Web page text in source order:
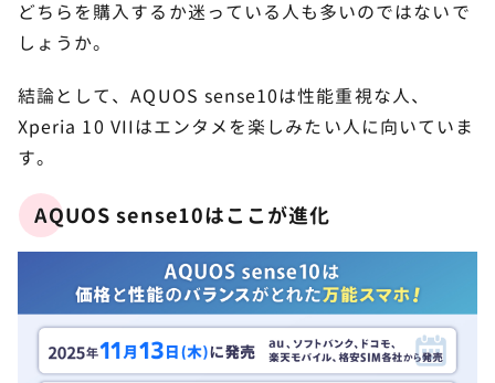
どちらを購入するか迷っている人も多いのではないで
しょうか。
結論として、AQUOS sense10は性能重視な人、
Xperia 10 VIIはエンタメを楽しみたい人に向いていま
す。
AQUOS sense10はここが進化